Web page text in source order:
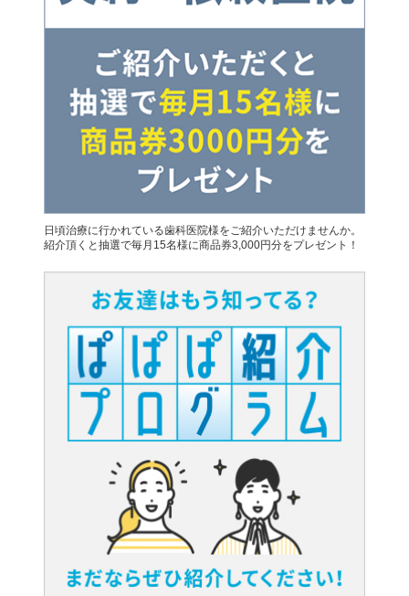
日頃治療に行かれている歯科医院様をご紹介いただけませんか。
紹介頂くと抽選で毎月15名様に商品券3,000円分をプレゼント！